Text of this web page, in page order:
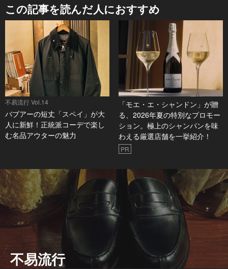
この記事を読んだ人におすすめ
不易流行 Vol.14
バブアーの短丈「スペイ」が大
人に新鮮！正統派コーデで楽し
む名品アウターの魅力
「モエ・エ・シャンドン」が贈
る、2026年夏の特別なプロモー
ション。極上のシャンパンを味
わえる厳選店舗を一挙紹介！
PR
不易流行